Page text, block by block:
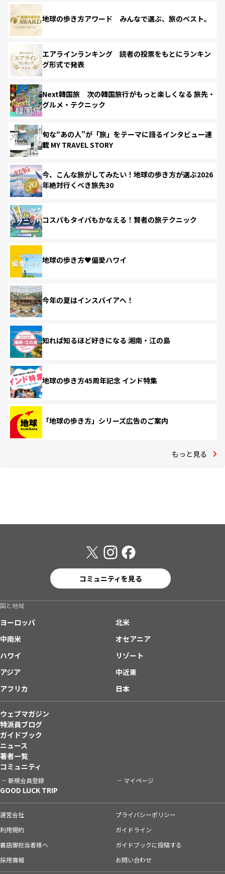
地球の歩き方アワード みんなで選ぶ、旅のベスト。
エアラインランキング 読者の投票をもとにランキン
グ形式で発表
Next韓国旅 次の韓国旅行がもっと楽しくなる 旅先・
グルメ・テクニック
旬な“あの人”が「旅」をテーマに語るインタビュー連
載 MY TRAVEL STORY
今、こんな旅がしてみたい！地球の歩き方が選ぶ2026
年絶対行くべき旅先30
コスパもタイパもかなえる！賢者の旅テクニック
地球の歩き方♥偏愛ハワイ
今年の夏はインスパイアへ！
知れば知るほど好きになる 湘南・江の島
地球の歩き方45周年記念 インド特集
「地球の歩き方」シリーズ広告のご案内
もっと見る
コミュニティを見る
国と地域
ヨーロッパ
北米
中南米
オセアニア
ハワイ
リゾート
アジア
中近東
アフリカ
日本
ウェブマガジン
特派員ブログ
ガイドブック
ニュース
著者一覧
コミュニティ
新規会員登録 マイページ
GOOD LUCK TRIP
運営会社
プライバシーポリシー
利用規約
ガイドライン
書店御担当者様へ
ガイドブックに投稿する
採用情報
お問い合わせ